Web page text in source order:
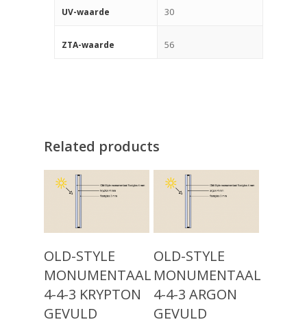
UV-waarde 30
ZTA-waarde 56
Related products
OLD-STYLE
MONUMENTAAL
4-4-3 KRYPTON
GEVULD
OLD-STYLE
MONUMENTAAL
4-4-3 ARGON
GEVULD
Monumentaal
(voor 1920)
Klassiek Isolatieglas
1960)
Keuzehulp
Advies
Projecten